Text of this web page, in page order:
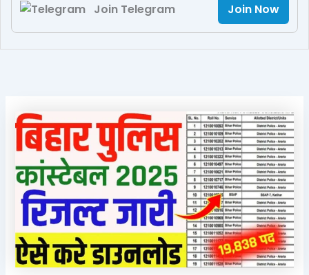
Join Telegram Join Now